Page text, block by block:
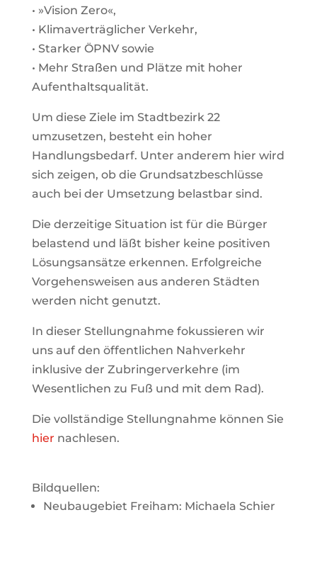
• »Vision Zero«,
• Klimaverträglicher Verkehr,
• Starker ÖPNV sowie
• Mehr Straßen und Plätze mit hoher
Aufenthaltsqualität.
Um diese Ziele im Stadtbezirk 22
umzusetzen, besteht ein hoher
Handlungsbedarf. Unter anderem hier wird
sich zeigen, ob die Grundsatzbeschlüsse
auch bei der Umsetzung belastbar sind.
Die derzeitige Situation ist für die Bürger
belastend und läßt bisher keine positiven
Lösungsansätze erkennen. Erfolgreiche
Vorgehensweisen aus anderen Städten
werden nicht genutzt.
In dieser Stellungnahme fokussieren wir
uns auf den öffentlichen Nahverkehr
inklusive der Zubringerverkehre (im
Wesentlichen zu Fuß und mit dem Rad).
Die vollständige Stellungnahme können Sie
hier nachlesen.
Bildquellen:
Neubaugebiet Freiham: Michaela Schier